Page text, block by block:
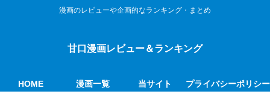
漫画のレビューや企画的なランキング・まとめ
甘口漫画レビュー＆ランキング
HOME 漫画一覧 当サイト プライバシーポリシー